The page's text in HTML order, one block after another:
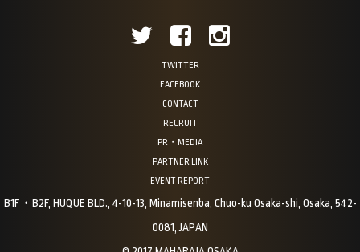
TWITTER
FACEBOOK
CONTACT
RECRUIT
PR・MEDIA
PARTNER LINK
EVENT REPORT
B1F・B2F, HUQUE BLD., 4-10-13, Minamisenba, Chuo-ku Osaka-shi, Osaka, 542-
0081, JAPAN